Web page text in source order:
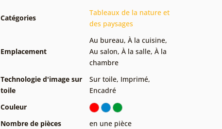
Catégories
Tableaux de la nature et
des paysages
Emplacement
Au bureau, À la cuisine,
Au salon, À la salle, À la
chambre
Technologie d'image sur
toile
Sur toile, Imprimé,
Encadré
Couleur
Nombre de pièces
en une pièce